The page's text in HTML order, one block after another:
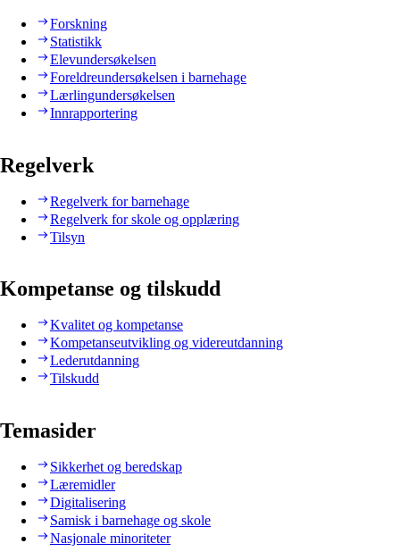
Forskning
Statistikk
Elevundersøkelsen
Foreldreundersøkelsen i barnehage
Lærlingundersøkelsen
Innrapportering
Regelverk
Regelverk for barnehage
Regelverk for skole og opplæring
Tilsyn
Kompetanse og tilskudd
Kvalitet og kompetanse
Kompetanseutvikling og videreutdanning
Lederutdanning
Tilskudd
Temasider
Sikkerhet og beredskap
Læremidler
Digitalisering
Samisk i barnehage og skole
Nasjonale minoriteter